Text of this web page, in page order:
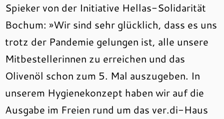
Spieker von der Initiative Hellas-Solidarität
Bochum: »Wir sind sehr glücklich, dass es uns
trotz der Pandemie gelungen ist, alle unsere
Mitbestellerinnen zu erreichen und das
Olivenöl schon zum 5. Mal auszugeben. In
unserem Hygienekonzept haben wir auf die
Ausgabe im Freien rund um das ver.di-Haus